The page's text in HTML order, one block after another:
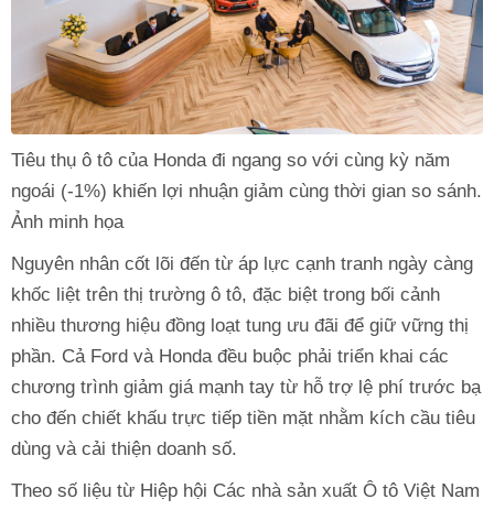
Tiêu thụ ô tô của Honda đi ngang so với cùng kỳ năm
ngoái (-1%) khiến lợi nhuận giảm cùng thời gian so sánh.
Ảnh minh họa
Nguyên nhân cốt lõi đến từ áp lực cạnh tranh ngày càng
khốc liệt trên thị trường ô tô, đặc biệt trong bối cảnh
nhiều thương hiệu đồng loạt tung ưu đãi để giữ vững thị
phần. Cả Ford và Honda đều buộc phải triển khai các
chương trình giảm giá mạnh tay từ hỗ trợ lệ phí trước bạ
cho đến chiết khấu trực tiếp tiền mặt nhằm kích cầu tiêu
dùng và cải thiện doanh số.
Theo số liệu từ Hiệp hội Các nhà sản xuất Ô tô Việt Nam